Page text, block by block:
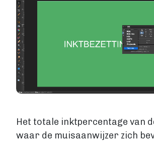
Het totale inktpercentage van
waar de muisaanwijzer zich